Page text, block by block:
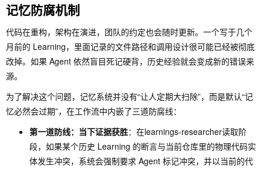
记忆防腐机制
代码在重构，架构在演进，团队的约定也会随时更新。一个写于几个
月前的 Learning，里面记录的文件路径和调用设计很可能已经被彻底
改掉。如果 Agent 依然盲目死记硬背，历史经验就会变成新的错误来
源。
为了解决这个问题，记忆系统并没有“让人定期大扫除”，而是默认“记
忆必然会过期”，在工作流中内嵌了三道防腐线：
第一道防线：当下证据获胜：在learnings-researcher读取阶
段，如果某个历史 Learning 的断言与当前仓库里的物理代码实
体发生冲突，系统会强制要求 Agent 标记冲突，并以当前的代